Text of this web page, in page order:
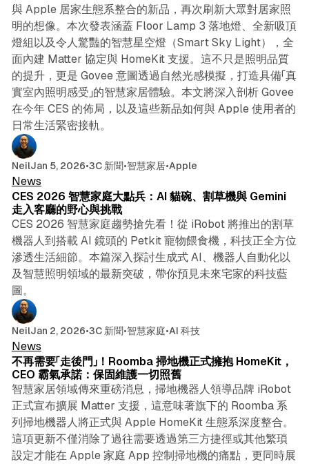
與 Apple 居家生態系整合的新品，再次刷新大眾對居家照
明的想像。本次發表涵蓋 Floor Lamp 3 落地燈、全新吸頂
燈組以及令人驚豔的智慧星空燈（Smart Sky Light），全
面內建 Matter 協定與 HomeKit 支援。這不只是照明品質
的提升，更是 Govee 意圖透過自然光感模擬，打造具備「真
實室內照明感受」的智慧家居體驗。本文將深入剖析 Govee
在今年 CES 的佈局，以及這些新品如何與 Apple 使用者的
日常生活緊密接軌。
NeilJan 5, 2026•3C 新聞•智慧家居•Apple
News
CES 2026 智慧家庭大點兵：AI 貓碗、割草機與 Gemini
走入客廳的野心與挑戰
CES 2026 智慧家庭趨勢搶先看！從 iRobot 將推出的割草
機器人到搭載 AI 鏡頭的 Petkit 寵物餵食機，科技正全方位
滲透生活細節。本篇深入探討生成式 AI、機器人自動化以
及智慧照明領域的最新突破，帶你預見未來宅家的科技藍
圖。
NeilJan 2, 2026•3C 新聞•智慧家庭•AI 科技
News
不再需要「走後門」！Roomba 掃地機正式擁抱 HomeKit，
CEO 霸氣承諾：保固維護一切照舊
智慧家居領域傳來重磅消息，掃地機器人領導品牌 iRobot
正式宣布擴展 Matter 支援，這意味著旗下的 Roomba 系
列掃地機器人將正式與 Apple HomeKit 生態系深度整合。
這項更新不僅消除了過往需要透過第三方捷徑或其他繁瑣
設定才能在 Apple 家庭 App 控制掃地機的痛點，更同時展